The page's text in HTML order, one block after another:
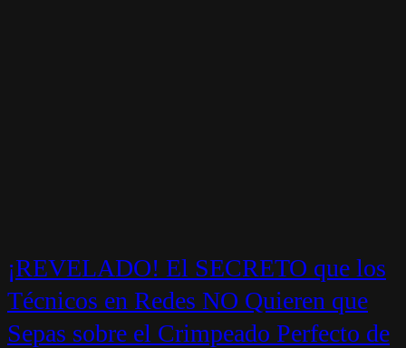
¡REVELADO! El SECRETO que los
Técnicos en Redes NO Quieren que
Sepas sobre el Crimpeado Perfecto de